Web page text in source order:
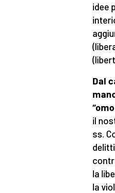
idee
Dal
il
ss.
la
la